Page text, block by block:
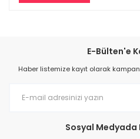
E-Bülten'e
Haber listemize kayıt olarak
Sosyal Medyada